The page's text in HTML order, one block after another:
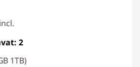
2
1TB)